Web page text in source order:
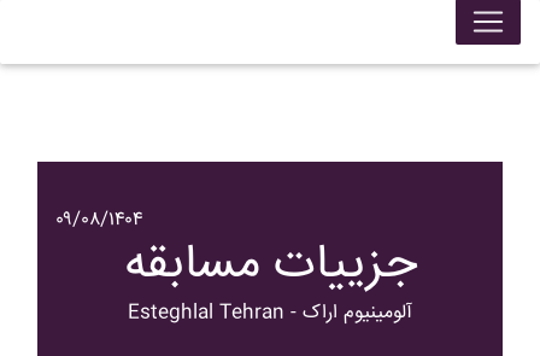
۰۹/۰۸/۱۴۰۴
جزییات مسابقه
Esteghlal Tehran - آلومينيوم اراک